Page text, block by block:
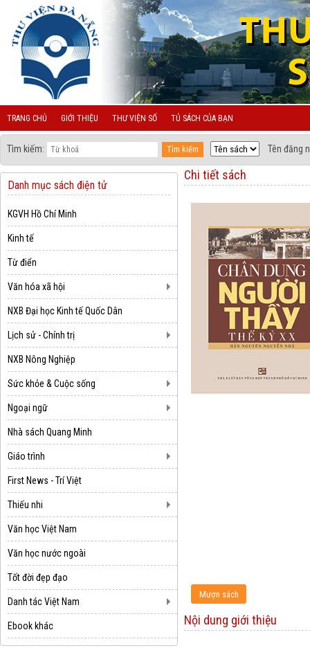
TRANG CHỦ GIỚI THIỆU THƯ VIỆN SỐ TỦ SÁCH CỦA BẠN
Tìm kiếm: Tên đăng
Danh mục sách điện tử
KGVH Hồ Chí Minh
Kinh tế
Từ điển
Văn hóa xã hội
NXB Đại học Kinh tế Quốc Dân
Lịch sử - Chính trị
NXB Nông Nghiệp
Sức khỏe & Cuộc sống
Ngoại ngữ
Nhà sách Quang Minh
Giáo trình
First News - Trí Việt
Thiếu nhi
Văn học Việt Nam
Văn học nước ngoài
Tốt đời đẹp đạo
Danh tác Việt Nam
Ebook khác
Chi tiết sách
Nội dung giới thiệu